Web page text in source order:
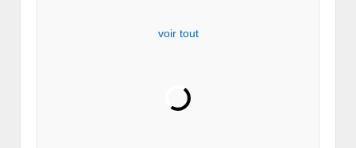
voir tout